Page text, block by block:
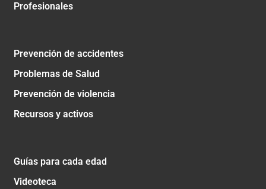
Profesionales
Prevención de accidentes
Problemas de Salud
Prevención de violencia
Recursos y activos
Guías para cada edad
Videoteca